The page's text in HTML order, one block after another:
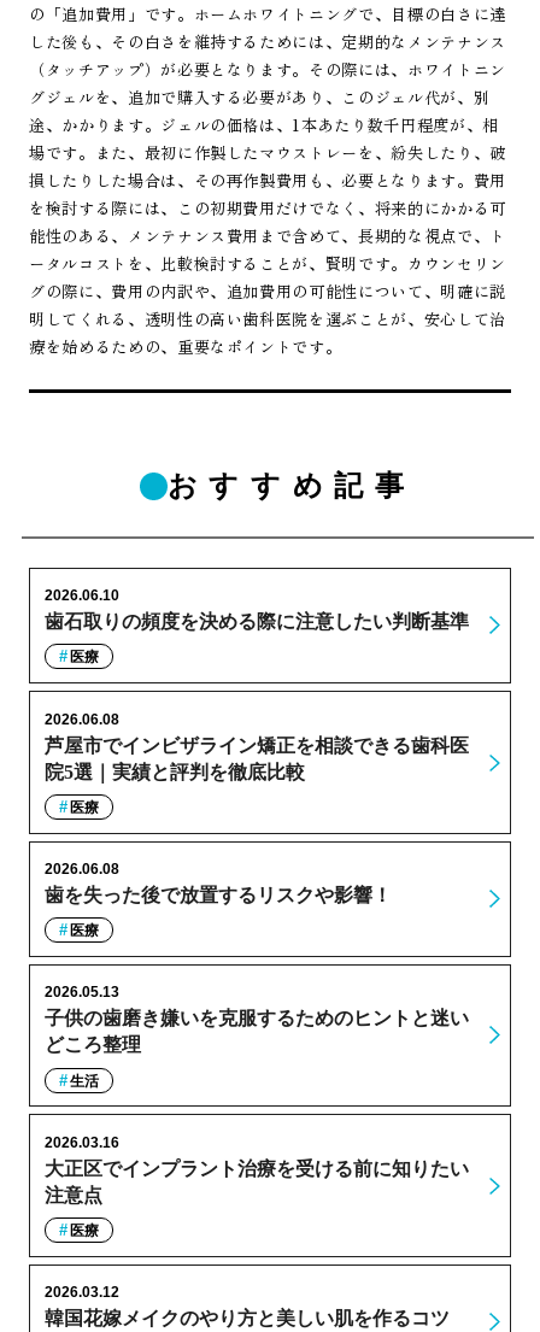
の「追加費用」です。ホームホワイトニングで、目標の白さに達
した後も、その白さを維持するためには、定期的なメンテナンス
（タッチアップ）が必要となります。その際には、ホワイトニン
グジェルを、追加で購入する必要があり、このジェル代が、別
途、かかります。ジェルの価格は、1本あたり数千円程度が、相
場です。また、最初に作製したマウストレーを、紛失したり、破
損したりした場合は、その再作製費用も、必要となります。費用
を検討する際には、この初期費用だけでなく、将来的にかかる可
能性のある、メンテナンス費用まで含めて、長期的な視点で、ト
ータルコストを、比較検討することが、賢明です。カウンセリン
グの際に、費用の内訳や、追加費用の可能性について、明確に説
明してくれる、透明性の高い歯科医院を選ぶことが、安心して治
療を始めるための、重要なポイントです。
おすすめ記事
歯石取りの頻度を決める際に注意したい判断基準
2026.06.10
医療
芦屋市でインビザライン矯正を相談できる歯科医
院5選｜実績と評判を徹底比較
2026.06.08
医療
歯を失った後で放置するリスクや影響！
2026.06.08
医療
子供の歯磨き嫌いを克服するためのヒントと迷い
どころ整理
2026.05.13
生活
大正区でインプラント治療を受ける前に知りたい
注意点
2026.03.16
医療
韓国花嫁メイクのやり方と美しい肌を作るコツ
2026.03.12